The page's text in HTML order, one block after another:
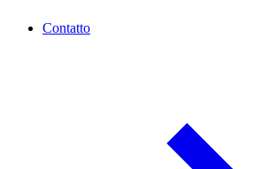
Contatto